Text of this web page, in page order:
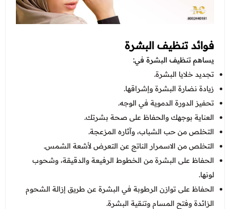
فوائد تنظيف البشرة
يساهم تنظيف البشرة في:
تجديد خلايا البشرة.
زيادة نضارة البشرة وإشراقها.
تحفيز الدورة الدموية في الوجه.
العناية بوجهك والحفاظ على صحة بشرتك.
التخلص من حب الشباب، وآثاره المزعجة.
التخلص من الاسمرار الناتج عن التعرض لأشعة الشمس.
الحفاظ على البشرة من الخطوط الرفيعة والدقيقة، وشحوب
لونها.
الحفاظ على توازن الرطوبة في البشرة عن طريق إزالة الشحوم
الزائدة وفتح المسام وتنقية البشرة.